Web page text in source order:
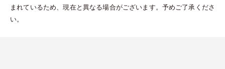
まれているため、現在と異なる場合がございます。予めご了承くださ
い。